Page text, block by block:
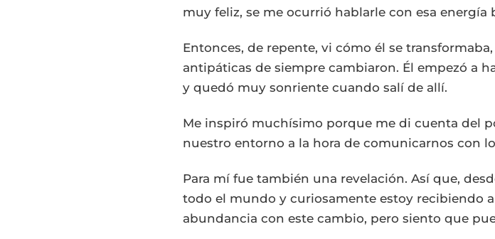
muy feliz, se me ocurrió hablarle con esa
Entonces, de repente, vi cómo él se
antipáticas de siempre cambiaron. Él empezó a
y quedó muy sonriente cuando salí de allí.
Me inspiró muchísimo porque me di cuenta del
nuestro entorno a la hora de comunicarnos con
Para mí fue también una revelación. Así que,
todo el mundo y curiosamente estoy recibiendo
abundancia con este cambio, pero siento que